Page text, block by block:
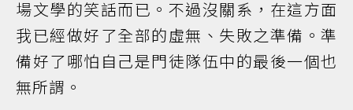
場文學的笑話而已。不過沒關系，在這方面
我已經做好了全部的虛無、失敗之準備。準
備好了哪怕自己是門徒隊伍中的最後一個也
無所謂。